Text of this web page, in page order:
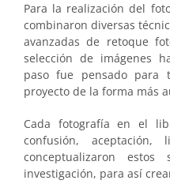
Para la realización del
combinaron diversas
avanzadas de retoque
selección de imágenes
paso fue pensado para
proyecto de la forma más
Cada fotografía en el
confusión, aceptación,
conceptualizaron estos
investigación, para así